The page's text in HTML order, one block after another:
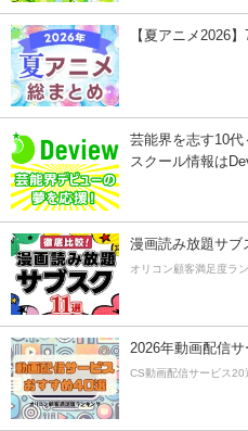
【夏アニメ2026
芸能界を志す10代
スクール情報は
漫画読み放題サブ
オリコン顧客満足度ラ
2026年動画配信サ
CS動画配信サービス20